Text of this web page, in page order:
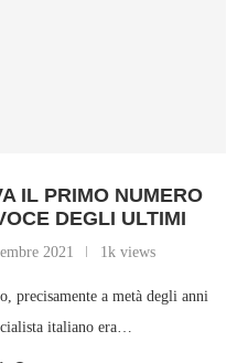
IL PRIMO NUMERO
DEGLI ULTIMI
2021 1k views
precisamente a metà degli anni
italiano era…